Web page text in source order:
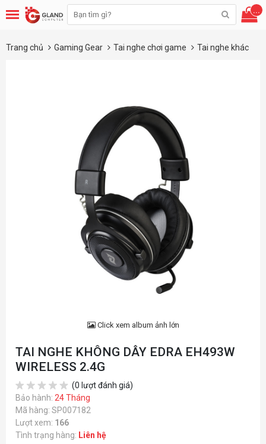
...
Trang chủ Gaming Gear Tai nghe chơi game Tai nghe khác
Click xem album ảnh lớn
TAI NGHE KHÔNG DÂY EDRA EH493W
WIRELESS 2.4G
(0 lượt đánh giá)
Bảo hành: 24 Tháng
Mã hàng: SP007182
Lượt xem: 166
Tình trạng hàng: Liên hệ